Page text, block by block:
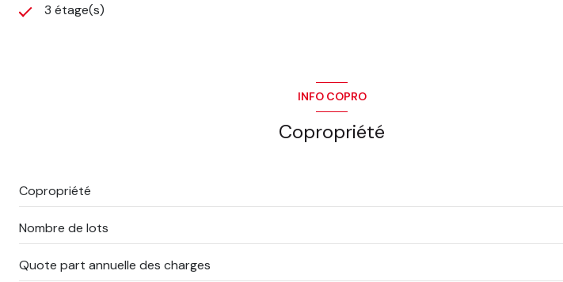
3 étage(s)
INFO COPRO
Copropriété
Copropriété
Nombre de lots
Quote part annuelle des charges